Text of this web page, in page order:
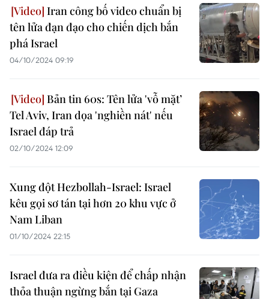
Iran công bố video chuẩn bị
tên lửa đạn đạo cho chiến dịch bắn
phá Israel
04/10/2024 09:19
Bản tin 60s: Tên lửa 'vỗ mặt’
Tel Aviv, Iran dọa 'nghiền nát' nếu
Israel đáp trả
02/10/2024 12:09
Xung đột Hezbollah-Israel: Israel
kêu gọi sơ tán tại hơn 20 khu vực ở
Nam Liban
01/10/2024 22:15
Israel đưa ra điều kiện để chấp nhận
thỏa thuận ngừng bắn tại Gaza